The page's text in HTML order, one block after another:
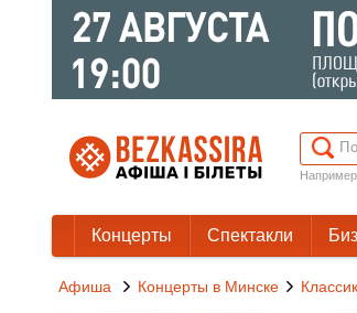
Концерты Спектакли
Афиша Концерты в Минске